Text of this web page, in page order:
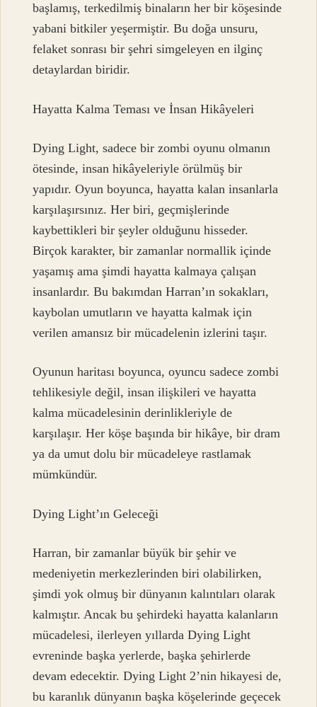
başlamış, terkedilmiş binaların her bir köşesinde
yabani bitkiler yeşermiştir. Bu doğa unsuru,
felaket sonrası bir şehri simgeleyen en ilginç
detaylardan biridir.
Hayatta Kalma Teması ve İnsan Hikâyeleri
Dying Light, sadece bir zombi oyunu olmanın
ötesinde, insan hikâyeleriyle örülmüş bir
yapıdır. Oyun boyunca, hayatta kalan insanlarla
karşılaşırsınız. Her biri, geçmişlerinde
kaybettikleri bir şeyler olduğunu hisseder.
Birçok karakter, bir zamanlar normallik içinde
yaşamış ama şimdi hayatta kalmaya çalışan
insanlardır. Bu bakımdan Harran’ın sokakları,
kaybolan umutların ve hayatta kalmak için
verilen amansız bir mücadelenin izlerini taşır.
Oyunun haritası boyunca, oyuncu sadece zombi
tehlikesiyle değil, insan ilişkileri ve hayatta
kalma mücadelesinin derinlikleriyle de
karşılaşır. Her köşe başında bir hikâye, bir dram
ya da umut dolu bir mücadeleye rastlamak
mümkündür.
Dying Light’ın Geleceği
Harran, bir zamanlar büyük bir şehir ve
medeniyetin merkezlerinden biri olabilirken,
şimdi yok olmuş bir dünyanın kalıntıları olarak
kalmıştır. Ancak bu şehirdeki hayatta kalanların
mücadelesi, ilerleyen yıllarda Dying Light
evreninde başka yerlerde, başka şehirlerde
devam edecektir. Dying Light 2’nin hikayesi de,
bu karanlık dünyanın başka köşelerinde geçecek